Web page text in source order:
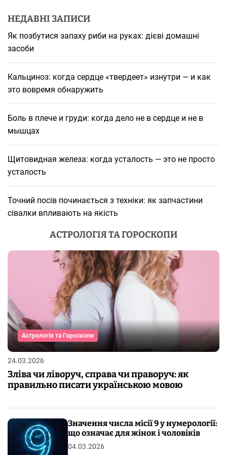
і
в
НЕДАВНІ ЗАПИСИ
Як позбутися запаху риби на руках: дієві домашні
засоби
Кальциноз: когда сердце «твердеет» изнутри — и как
это вовремя обнаружить
Боль в плече и груди: когда дело не в сердце и не в
мышцах
Щитовидная железа: когда усталость — это не просто
усталость
Точний посів починається з техніки: як запчастини
сівалки впливають на якість
АСТРОЛОГІЯ ТА ГОРОСКОПИ
Астрологія та Гороскопи
24.03.2026
Зліва чи ліворуч, справа чи праворуч: як
правильно писати українською мовою
Значення числа місії 9 у нумерології:
що означає для жінок і чоловіків
04.03.2026